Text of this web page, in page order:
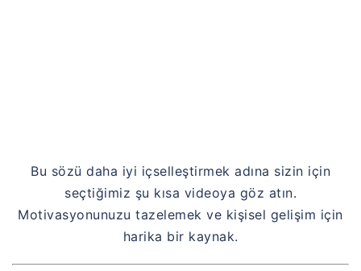
Bu sözü daha iyi içselleştirmek adına sizin için
seçtiğimiz şu kısa videoya göz atın.
Motivasyonunuzu tazelemek ve kişisel gelişim için
harika bir kaynak.